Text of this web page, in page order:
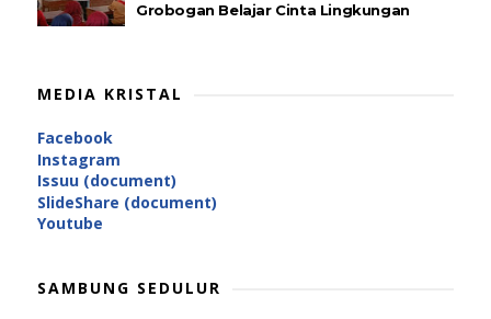
Grobogan Belajar Cinta Lingkungan
MEDIA KRISTAL
Facebook
Instagram
Issuu (document)
SlideShare (document)
Youtube
SAMBUNG SEDULUR